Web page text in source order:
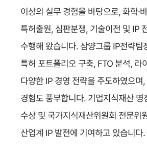
이상의 실무 경험을 바탕으로, 화학·
특허출원, 심판분쟁, 기술이전 및 IP
수행해 왔습니다. 삼양그룹 IP전략팀
특허 포트폴리오 구축, FTO 분석, 라
다양한 IP 경영 전략을 주도하였으며
경험도 풍부합니다. 기업지식재산 명
수상 및 국가지식재산위원회 전문위
산업계 IP 발전에 기여하고 있습니다.